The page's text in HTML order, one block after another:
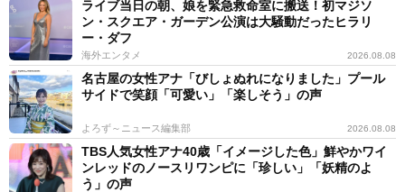
ライブ当日の朝、娘を緊急救命室に搬送！初マジソ
ン・スクエア・ガーデン公演は大騒動だったヒラリ
ー・ダフ
海外エンタメ 2026.08.08
名古屋の女性アナ「びしょぬれになりました」プール
サイドで笑顔「可愛い」「楽しそう」の声
よろず～ニュース編集部 2026.08.08
TBS人気女性アナ40歳「イメージした色」鮮やかワイ
ンレッドのノースリワンピに「珍しい」「妖精のよ
う」の声